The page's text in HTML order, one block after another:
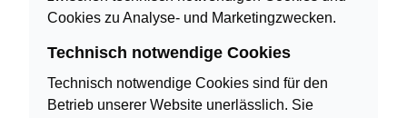
Cookies zu Analyse- und Marketingzwecken.
Technisch notwendige Cookies
Technisch notwendige Cookies sind für den
Betrieb unserer Website unerlässlich. Sie